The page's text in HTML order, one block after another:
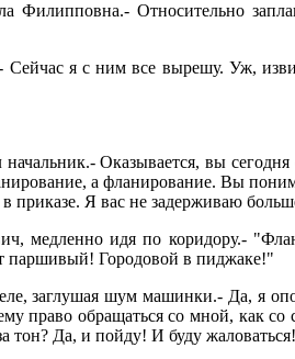
Филипповна.- Относительно
Сейчас я с ним все вырешу. Уж,
Оказывается, вы сегодня
а фланирование. Вы
приказе. Я вас не задерживаю
медленно идя по коридору.-
паршивый! Городовой в пиджаке!"
заглушая шум машинки.- Да, я
право обращаться со мной, как
тон? Да, и пойду! И буду жаловаться!